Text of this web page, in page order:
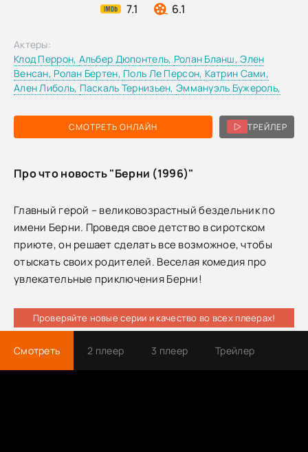
7.1 6.1
СМОТРЕТЬ ОНЛАЙН ТРЕЙЛЕР
Актеры:
Клод Перрон, Альбер Дюпонтель, Ролан Бланш,Элен
Венсан, Ролан Бертен, Поль Ле Персон, Катрин Сами,
Ален Либоль, Паскаль Тернизьен, Эммануэль Бужероль,
Про что новость "Берни (1996)"
Главный герой – великовозрастный бездельник по
имени Берни. Проведя свое детство в сиротском
приюте, он решает сделать все возможное, чтобы
отыскать своих родителей. Веселая комедия про
увлекательные приключения Берни!
Проверяйте новые серии и качество во всех плеерах!
Смотреть 2 плеер 3 плеер Трейлер